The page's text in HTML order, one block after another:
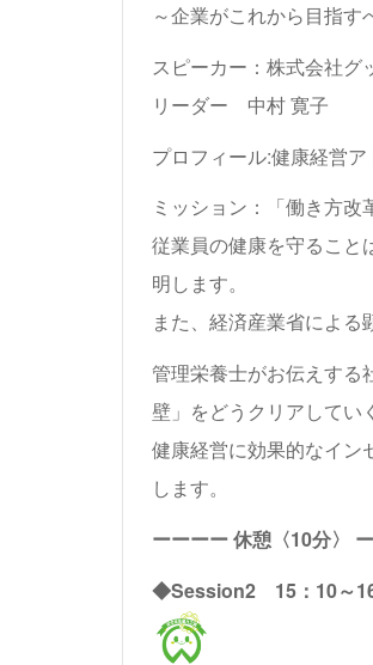
～企業がこれから目指す
スピーカー： 株式会社グ
リーダー 中村 寛子
プロフィール:健康経営
ミッション：「働き方改
従業員の健康を守ること
明します。
また、経済産業省による
管理栄養士がお伝えする
壁」をどうクリアして
健康経営に効果的なイン
します。
ーーーー 休憩〈10分〉
◆Session2 15：10～16